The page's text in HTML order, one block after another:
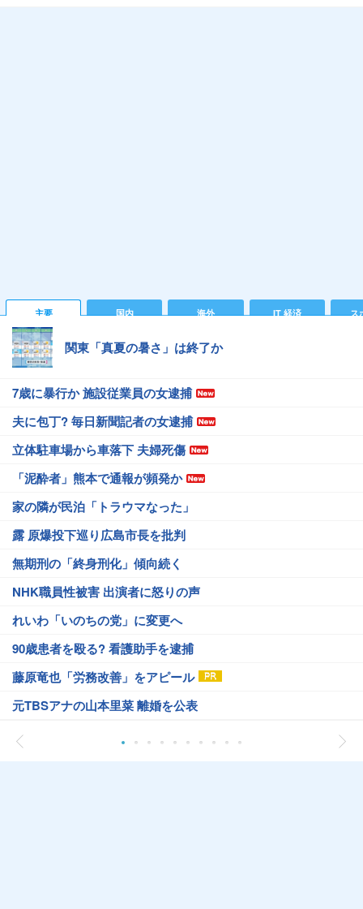
主要 国内 海外 IT 経済 ス
関東「真夏の暑さ」は終了か
7歳に暴行か 施設従業員の女逮捕
夫に包丁? 毎日新聞記者の女逮捕
立体駐車場から車落下 夫婦死傷
「泥酔者」熊本で通報が頻発か
家の隣が民泊「トラウマなった」
露 原爆投下巡り広島市長を批判
無期刑の「終身刑化」傾向続く
NHK職員性被害 出演者に怒りの声
れいわ「いのちの党」に変更へ
90歳患者を殴る? 看護助手を逮捕
藤原竜也「労務改善」をアピール
元TBSアナの山本里菜 離婚を公表